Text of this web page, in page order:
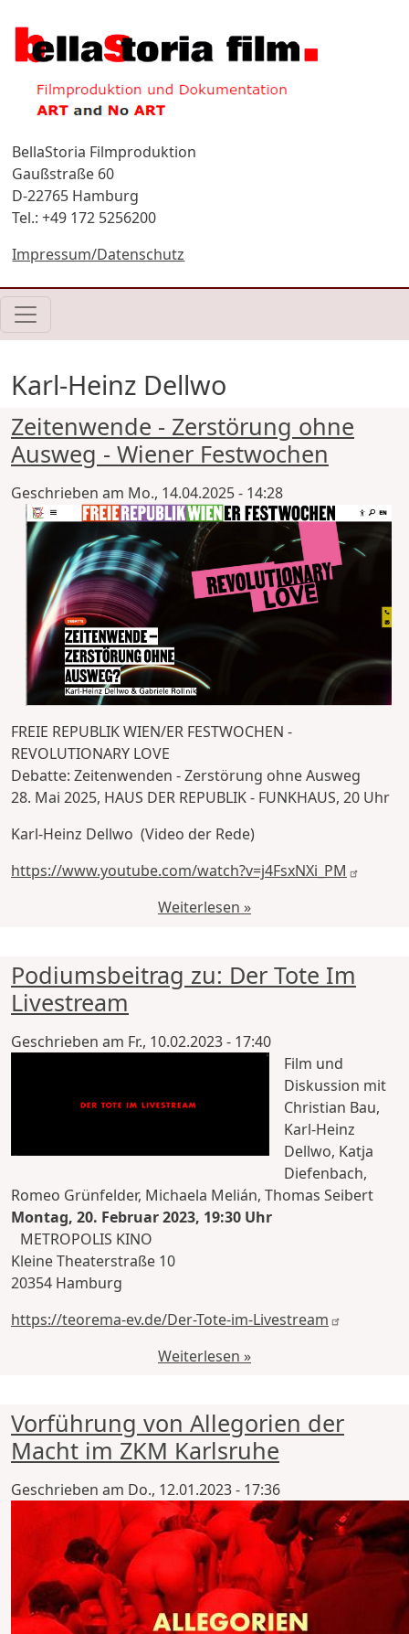
BellaStoria Filmproduktion
Gaußstraße 60
D-22765 Hamburg
Tel.: +49 172 5256200
Impressum/Datenschutz
Karl-Heinz Dellwo
Zeitenwende - Zerstörung ohne
Ausweg - Wiener Festwochen
Geschrieben am Mo., 14.04.2025 - 14:28
FREIE REPUBLIK WIEN/ER FESTWOCHEN -
REVOLUTIONARY LOVE
Debatte: Zeitenwenden - Zerstörung ohne Ausweg
28. Mai 2025, HAUS DER REPUBLIK - FUNKHAUS, 20 Uhr
Karl-Heinz Dellwo (Video der Rede)
https://www.youtube.com/watch?v=j4FsxNXi_PM
Weiterlesen »
Podiumsbeitrag zu: Der Tote Im
Livestream
Geschrieben am Fr., 10.02.2023 - 17:40
Film und
Diskussion mit
Christian Bau,
Karl-Heinz
Dellwo, Katja
Diefenbach,
Romeo Grünfelder, Michaela Melián, Thomas Seibert
Montag, 20. Februar 2023, 19:30 Uhr
METROPOLIS KINO
Kleine Theaterstraße 10
20354 Hamburg
https://teorema-ev.de/Der-Tote-im-Livestream
Weiterlesen »
Vorführung von Allegorien der
Macht im ZKM Karlsruhe
Geschrieben am Do., 12.01.2023 - 17:36